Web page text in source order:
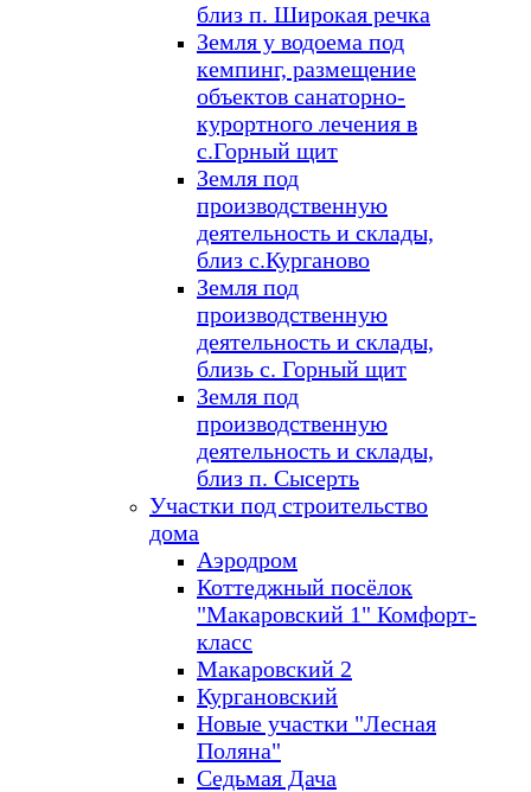
близ п. Широкая речка
Земля у водоема под
кемпинг, размещение
объектов санаторно-
курортного лечения в
с.Горный щит
Земля под
производственную
деятельность и склады,
близ с.Курганово
Земля под
производственную
деятельность и склады,
близь с. Горный щит
Земля под
производственную
деятельность и склады,
близ п. Сысерть
Участки под строительство
дома
Аэродром
Коттеджный посёлок
"Макаровский 1" Комфорт-
класс
Макаровский 2
Кургановский
Новые участки "Лесная
Поляна"
Седьмая Дача